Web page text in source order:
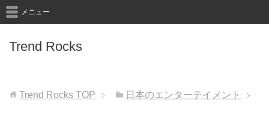
Trend Rocks
メニュー
Trend Rocks TOP 日本のエンターテイメント